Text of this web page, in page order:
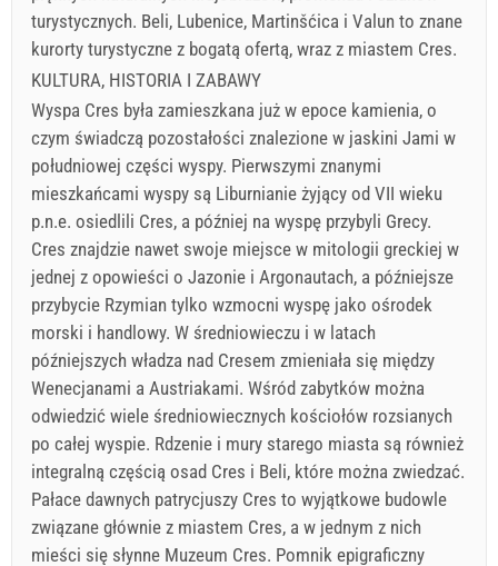
turystycznych. Beli, Lubenice, Martinšćica i Valun to znane
kurorty turystyczne z bogatą ofertą, wraz z miastem Cres.
KULTURA, HISTORIA I ZABAWY
Wyspa Cres była zamieszkana już w epoce kamienia, o
czym świadczą pozostałości znalezione w jaskini Jami w
południowej części wyspy. Pierwszymi znanymi
mieszkańcami wyspy są Liburnianie żyjący od VII wieku
p.n.e. osiedlili Cres, a później na wyspę przybyli Grecy.
Cres znajdzie nawet swoje miejsce w mitologii greckiej w
jednej z opowieści o Jazonie i Argonautach, a późniejsze
przybycie Rzymian tylko wzmocni wyspę jako ośrodek
morski i handlowy. W średniowieczu i w latach
późniejszych władza nad Cresem zmieniała się między
Wenecjanami a Austriakami. Wśród zabytków można
odwiedzić wiele średniowiecznych kościołów rozsianych
po całej wyspie. Rdzenie i mury starego miasta są również
integralną częścią osad Cres i Beli, które można zwiedzać.
Pałace dawnych patrycjuszy Cres to wyjątkowe budowle
związane głównie z miastem Cres, a w jednym z nich
mieści się słynne Muzeum Cres. Pomnik epigraficzny